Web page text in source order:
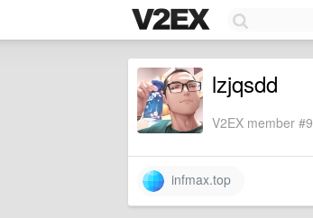
lzjqsdd
V2EX member
infmax.top